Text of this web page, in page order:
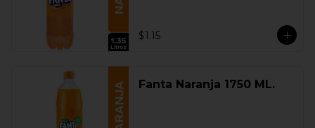
$1.15
Fanta Naranja 1750 ML.